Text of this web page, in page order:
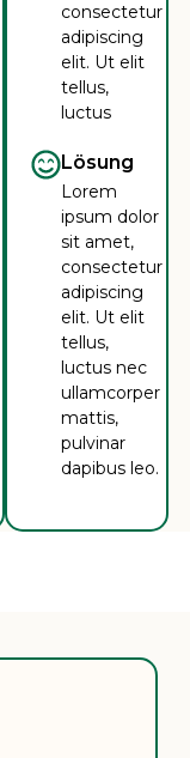
consectetur
adipiscing
elit. Ut elit
tellus,
luctus
Lösung
Lorem
ipsum dolor
sit amet,
consectetur
adipiscing
elit. Ut elit
tellus,
luctus nec
ullamcorper
mattis,
pulvinar
dapibus leo.